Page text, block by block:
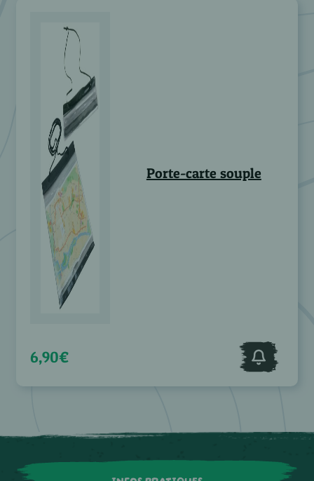
Porte-carte souple
6,90€